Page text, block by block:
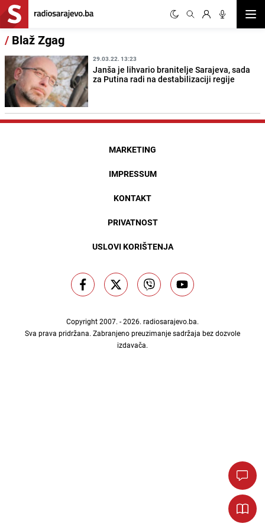
/ Blaž Zgag
29.03.22. 13:23
Janša je lihvario branitelje Sarajeva, sada
za Putina radi na destabilizaciji regije
MARKETING
IMPRESSUM
KONTAKT
PRIVATNOST
USLOVI KORIŠTENJA
Copyright 2007. - 2026. radiosarajevo.ba.
Sva prava pridržana. Zabranjeno preuzimanje sadržaja bez dozvole
izdavača.